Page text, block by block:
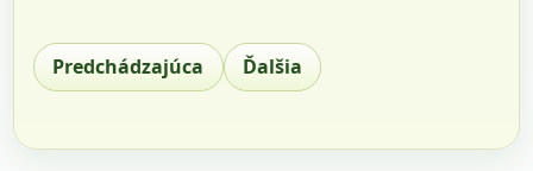
Predchádzajúca Ďalšia